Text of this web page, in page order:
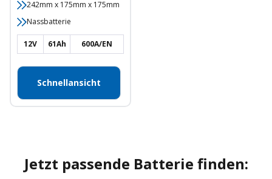
242mm x 175mm x 175mm
Nassbatterie
12V 61Ah 600A/EN
Schnellansicht
Jetzt passende Batterie finden: